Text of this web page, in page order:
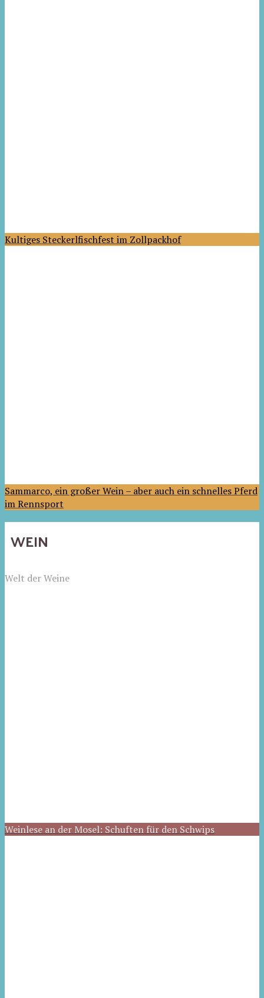
Kultiges Steckerlfischfest im Zollpackhof
Sammarco, ein großer Wein – aber auch ein schnelles Pferd
im Rennsport
WEIN
Welt der Weine
Weinlese an der Mosel: Schuften für den Schwips